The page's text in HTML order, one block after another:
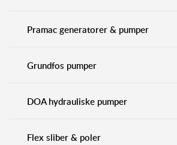
Pramac generatorer & pumper
Grundfos pumper
DOA hydrauliske pumper
Flex sliber & poler